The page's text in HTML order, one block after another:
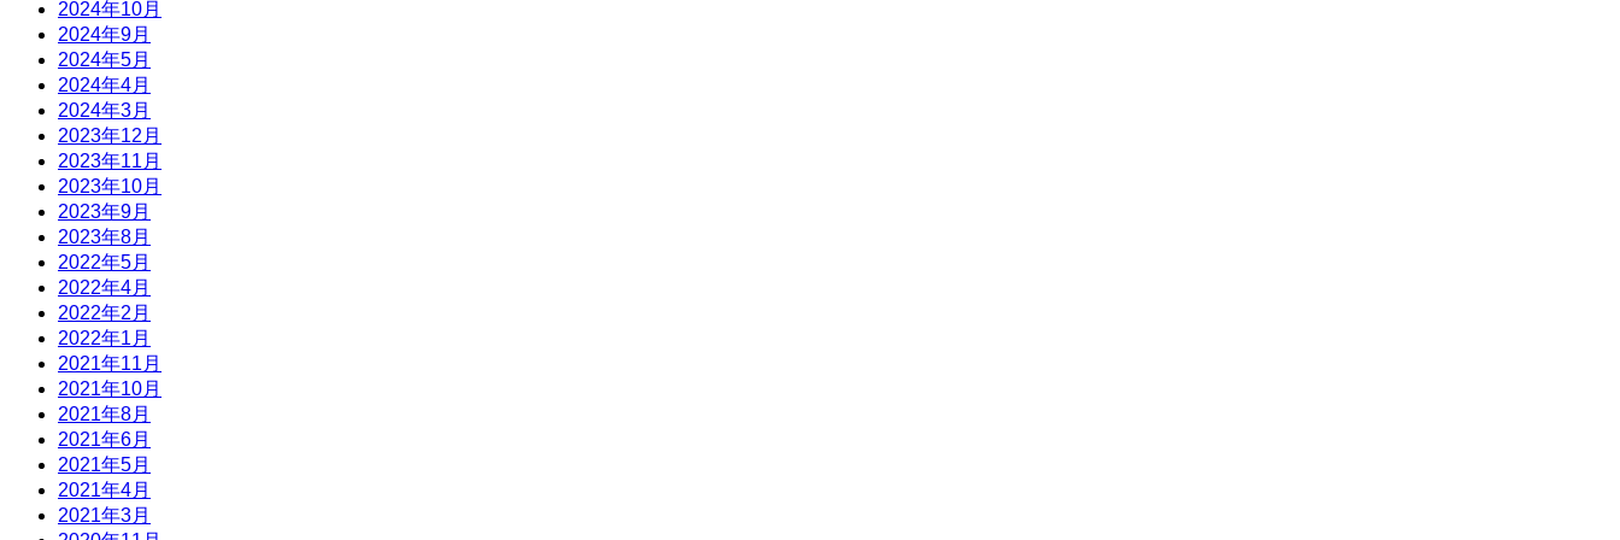
2024年10月
2024年9月
2024年5月
2024年4月
2024年3月
2023年12月
2023年11月
2023年10月
2023年9月
2023年8月
2022年5月
2022年4月
2022年2月
2022年1月
2021年11月
2021年10月
2021年8月
2021年6月
2021年5月
2021年4月
2021年3月